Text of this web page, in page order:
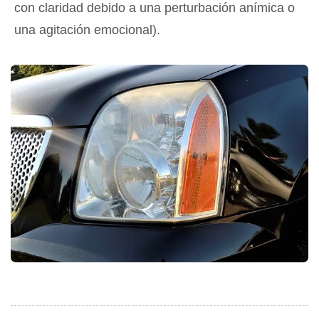
con claridad debido a una perturbación anímica o
una agitación emocional).